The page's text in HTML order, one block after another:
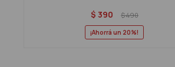
$ 390 $490
20